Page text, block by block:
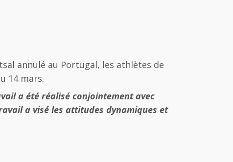
annulé au Portugal, les athlètes de
14 mars.
a été réalisé conjointement avec
a visé les attitudes dynamiques et